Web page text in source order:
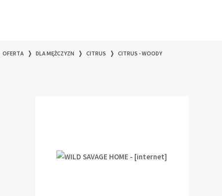
OFERTA ❭ DLA MĘŻCZYZN ❭ CITRUS ❭ CITRUS - WOODY